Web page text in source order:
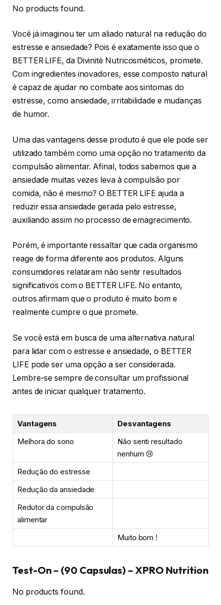
No products found.
Você já imaginou ter um aliado natural na redução do
estresse e ansiedade? Pois é exatamente isso que o
BETTER LIFE, da Divinitè Nutricosméticos, promete.
Com ingredientes inovadores, esse composto natural
é capaz de ajudar no combate aos sintomas do
estresse, como ansiedade, irritabilidade e mudanças
de humor.
Uma das vantagens desse produto é que ele pode ser
utilizado também como uma opção no tratamento da
compulsão alimentar. Afinal, todos sabemos que a
ansiedade muitas vezes leva à compulsão por
comida, não é mesmo? O BETTER LIFE ajuda a
reduzir essa ansiedade gerada pelo estresse,
auxiliando assim no processo de emagrecimento.
Porém, é importante ressaltar que cada organismo
reage de forma diferente aos produtos. Alguns
consumidores relataram não sentir resultados
significativos com o BETTER LIFE. No entanto,
outros afirmam que o produto é muito bom e
realmente cumpre o que promete.
Se você está em busca de uma alternativa natural
para lidar com o estresse e ansiedade, o BETTER
LIFE pode ser uma opção a ser considerada.
Lembre-se sempre de consultar um profissional
antes de iniciar qualquer tratamento.
Vantagens
Desvantagens
Melhora do sono
Não senti resultado
nenhum 😢
Redução do estresse
Redução da ansiedade
Redutor da compulsão
alimentar
Muito bom !
Test-On – (90 Capsulas) – XPRO Nutrition
No products found.